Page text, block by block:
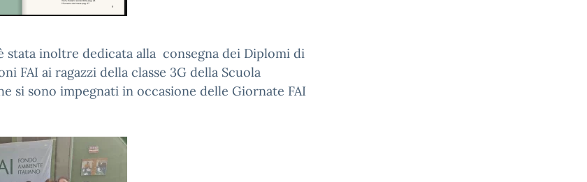
stata inoltre dedicata alla consegna dei Diplomi di
FAI ai ragazzi della classe 3G della Scuola
si sono impegnati in occasione delle Giornate FAI